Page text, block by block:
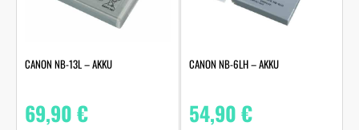
CANON NB-13L – AKKU
69,90€
CANON NB-6LH – AKKU
54,90€